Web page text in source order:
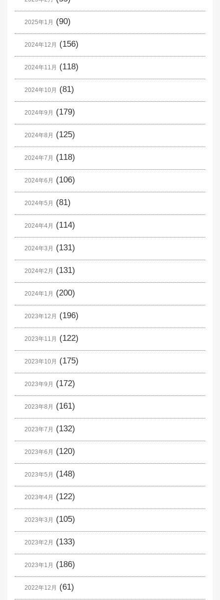
2025年1月 (90)
2024年12月 (156)
2024年11月 (118)
2024年10月 (81)
2024年9月 (179)
2024年8月 (125)
2024年7月 (118)
2024年6月 (106)
2024年5月 (81)
2024年4月 (114)
2024年3月 (131)
2024年2月 (131)
2024年1月 (200)
2023年12月 (196)
2023年11月 (122)
2023年10月 (175)
2023年9月 (172)
2023年8月 (161)
2023年7月 (132)
2023年6月 (120)
2023年5月 (148)
2023年4月 (122)
2023年3月 (105)
2023年2月 (133)
2023年1月 (186)
2022年12月 (61)